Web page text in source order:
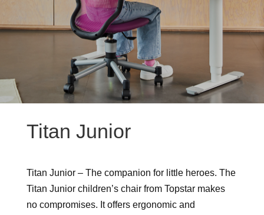
Titan Junior
Titan Junior – The companion for little heroes. The
Titan Junior children’s chair from Topstar makes
no compromises. It offers ergonomic and